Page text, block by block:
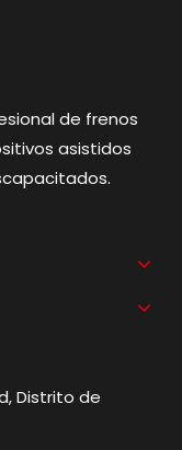
de frenos
asistidos
Distrito de